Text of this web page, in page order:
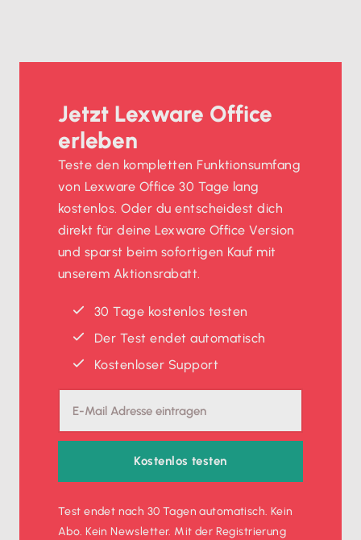
Jetzt Lexware Office
erleben
Teste den kompletten Funktionsumfang
von Lexware Office 30 Tage lang
kostenlos. Oder du entscheidest dich
direkt für deine Lexware Office Version
und sparst beim sofortigen Kauf mit
unserem Aktionsrabatt.
30 Tage kostenlos testen
Der Test endet automatisch
Kostenloser Support
Kostenlos testen
Test endet nach 30 Tagen automatisch. Kein
Abo. Kein Newsletter. Mit der Registrierung